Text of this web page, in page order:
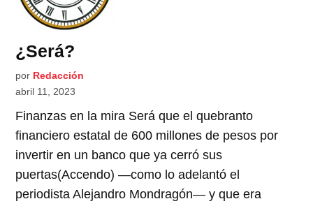
¿Será?
por Redacción
abril 11, 2023
Finanzas en la mira Será que el quebranto
financiero estatal de 600 millones de pesos por
invertir en un banco que ya cerró sus
puertas(Accendo) —como lo adelantó el
periodista Alejandro Mondragón— y que era